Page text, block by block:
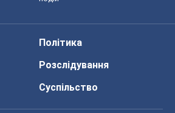
Політика
Розслідування
Суспільство